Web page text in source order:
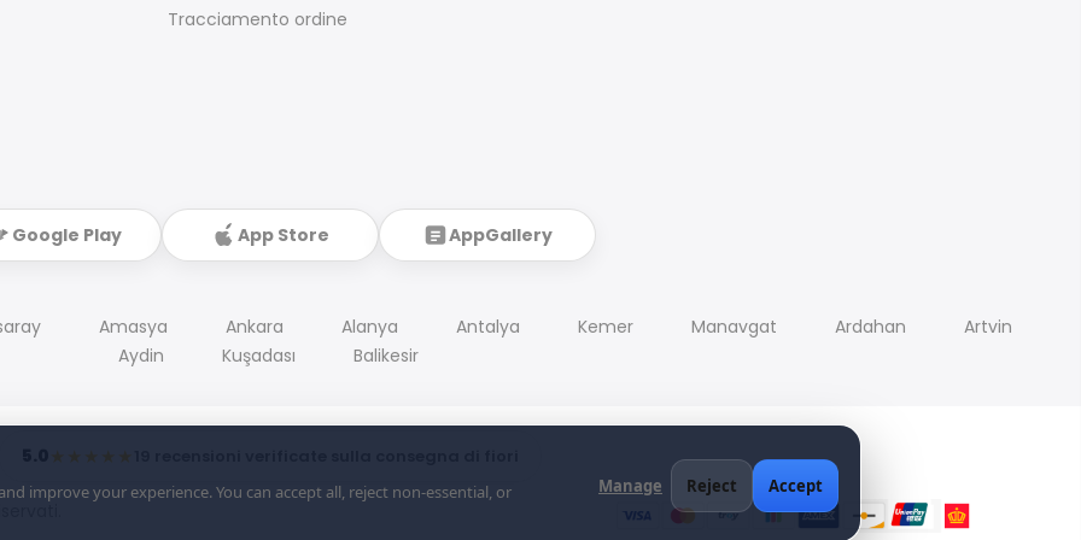
improve your experience. You can accept all, reject non-essential, or
Manage Reject Accept
Tracciamento ordine
Google Play App Store AppGallery
Amasya Ankara Alanya Antalya Kemer Manavgat Ardahan
Artvin
Aydin
Kuşadası Balikesir
★★★★★